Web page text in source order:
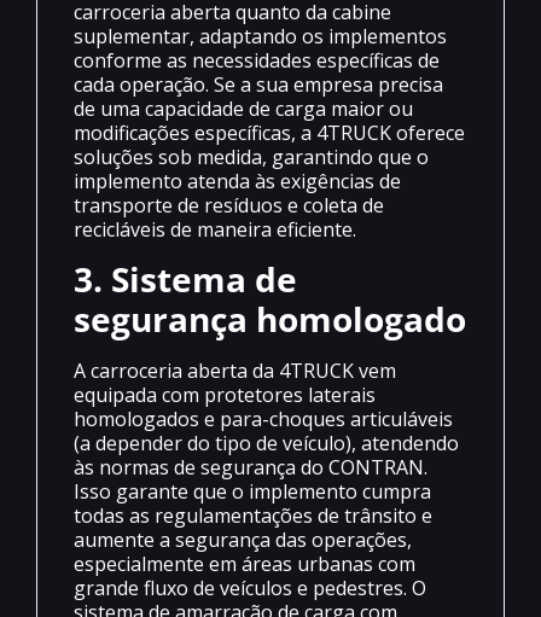
carroceria aberta quanto da cabine
suplementar, adaptando os implementos
conforme as necessidades específicas de
cada operação. Se a sua empresa precisa
de uma capacidade de carga maior ou
modificações específicas, a 4TRUCK oferece
soluções sob medida, garantindo que o
implemento atenda às exigências de
transporte de resíduos e coleta de
recicláveis de maneira eficiente.
3. Sistema de
segurança homologado
A carroceria aberta da 4TRUCK vem
equipada com protetores laterais
homologados e para-choques articuláveis
(a depender do tipo de veículo), atendendo
às normas de segurança do CONTRAN.
Isso garante que o implemento cumpra
todas as regulamentações de trânsito e
aumente a segurança das operações,
especialmente em áreas urbanas com
grande fluxo de veículos e pedestres. O
sistema de amarração de carga com